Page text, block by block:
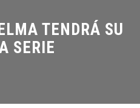
TENDRÁ SU
SERIE